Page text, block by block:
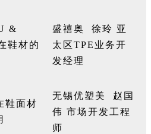
&
鞋材的
盛禧奥 徐玲 亚
太区TPE 业务开
发经理
鞋面材
无锡优塑美
赵国
伟 市场开发工程
师